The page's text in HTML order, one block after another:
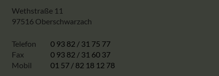
Wethstraße 11
97516 Oberschwarzach
Telefon
0 93 82 / 31 75 77
Fax
0 93 82 / 31 60 37
Mobil
01 57 / 82 18 12 78